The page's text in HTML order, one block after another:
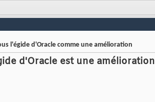
l'égide d'Oracle comme une amélioration
d'Oracle est une amélioration